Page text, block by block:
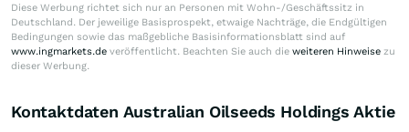
Diese Werbung richtet sich nur an Personen mit Wohn-/Geschäftssitz in
Deutschland. Der jeweilige Basisprospekt, etwaige Nachträge, die Endgültigen
Bedingungen sowie das maßgebliche Basisinformationsblatt sind auf
www.ingmarkets.de veröffentlicht. Beachten Sie auch die weiteren Hinweise zu
dieser Werbung.
Kontaktdaten Australian Oilseeds Holdings Aktie